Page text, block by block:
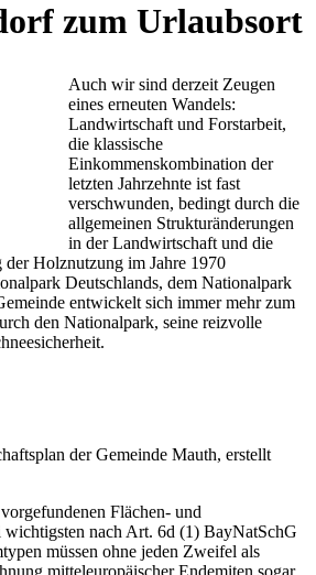
zum Urlaubsort
Auch wir sind derzeit Zeugen
eines erneuten Wandels:
Landwirtschaft und Forstarbeit,
die klassische
Einkommenskombination der
letzten Jahrzehnte ist fast
verschwunden, bedingt durch die
allgemeinen Strukturänderungen
in der Landwirtschaft und die
Holznutzung im Jahre 1970
Deutschlands, dem Nationalpark
entwickelt sich immer mehr zum
den Nationalpark, seine reizvolle
der Gemeinde Mauth, erstellt
Flächen- und
wichtigsten nach Art. 6d (1) BayNatSchG
müssen ohne jeden Zweifel als